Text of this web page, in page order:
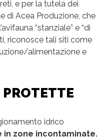
e per la tutela dei
di Acea Produzione, che
“stanziale” e “di
riconosce tali siti come
alimentazione e
PROTETTE
idrico
in zone incontaminate.